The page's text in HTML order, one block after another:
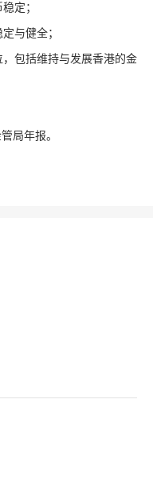
定；
与健全；
包括维持与发展香港的金
局年报。